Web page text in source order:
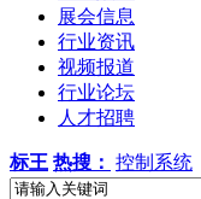
展会信息
行业资讯
视频报道
行业论坛
人才招聘
标王 热搜： 控制系统